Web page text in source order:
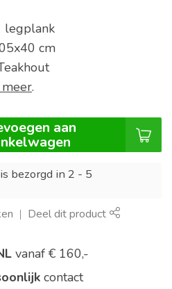
legplank
cm
meer.
aan
bezorgd in 2 - 5
Deel dit product
vanaf € 160,-
contact